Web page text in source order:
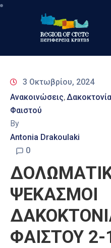
Περιφέρεια
&
Δράσεις
Ψηφιακές
Υπηρεσίες
Επικοινωνία
3 Οκτωβρίου, 2024
Ανακοινώσεις‚
Φαιστού
By
Antonia Drakoulaki
0
ΨΕΚΑΣΜΟΙ
ΦΑΙΣΤΟΥ 2-